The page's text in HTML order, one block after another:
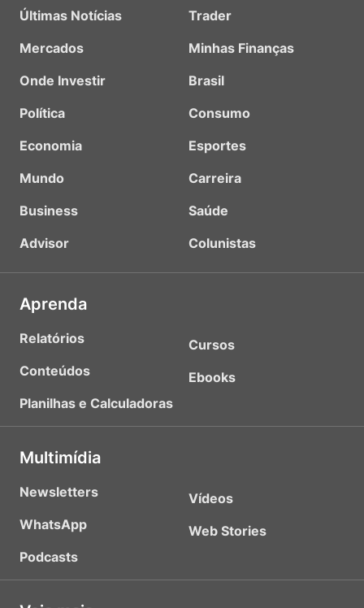
Últimas Notícias
Mercados
Onde Investir
Política
Economia
Mundo
Business
Advisor
Trader
Minhas Finanças
Brasil
Consumo
Esportes
Carreira
Saúde
Colunistas
Aprenda
Relatórios
Conteúdos
Planilhas e Calculadoras
Cursos
Ebooks
Multimídia
Newsletters
WhatsApp
Podcasts
Vídeos
Web Stories